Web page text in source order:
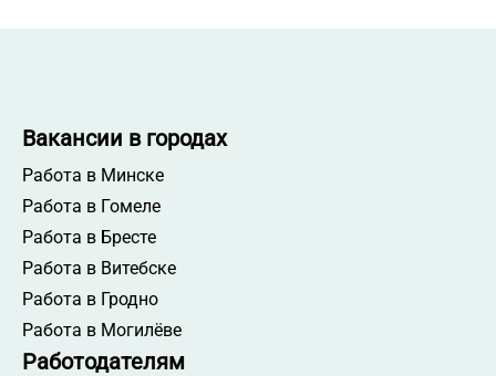
Вакансии в городах
Работа в Минске
Работа в Гомеле
Работа в Бресте
Работа в Витебске
Работа в Гродно
Работа в Могилёве
Работодателям